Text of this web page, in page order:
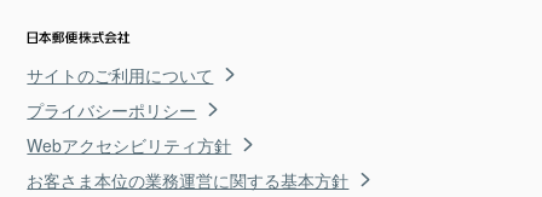
サイトのご利用について
プライバシーポリシー
Webアクセシビリティ方針
お客さま本位の業務運営に関する基本方針